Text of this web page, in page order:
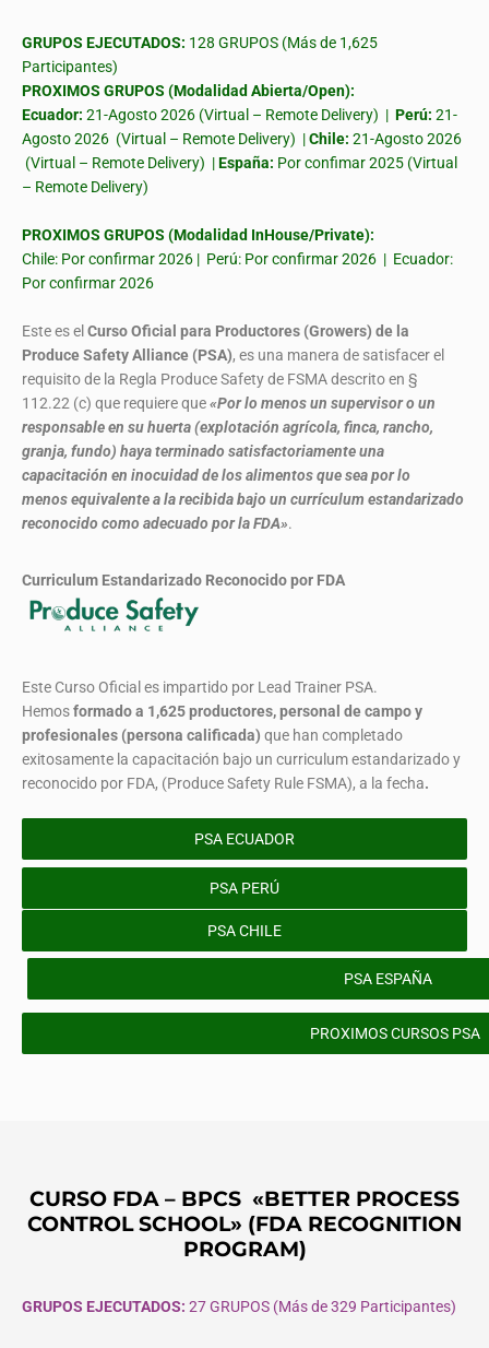
GRUPOS EJECUTADOS: 128 GRUPOS (Más de 1,625
Participantes)
PROXIMOS GRUPOS (Modalidad Abierta/Open):
Ecuador: 21-Agosto 2026 (Virtual – Remote Delivery) | Perú: 21-
Agosto 2026 (Virtual – Remote Delivery) |Chile: 21-Agosto 2026
(Virtual – Remote Delivery) |España: Por confimar 2025 (Virtual
– Remote Delivery)
PROXIMOS GRUPOS (Modalidad InHouse/Private):
Chile: Por confirmar 2026 | Perú: Por confirmar 2026 | Ecuador:
Por confirmar 2026
Este es el Curso Oficial para Productores (Growers) de la
Produce Safety Alliance (PSA), es una manera de satisfacer el
requisito de la Regla Produce Safety de FSMA descrito en §
112.22 (c) que requiere que«Por lo menos un supervisor o un
responsable en su huerta (explotación agrícola, finca, rancho,
granja, fundo) haya terminado satisfactoriamente una
capacitación en inocuidad de los alimentos que sea por lo
menos equivalente a la recibida bajo un currículum estandarizado
reconocido como adecuado por la FDA».
Curriculum Estandarizado Reconocido por FDA
Este Curso Oficial es impartido por Lead Trainer PSA.
Hemosformadoa 1,625 productores, personal de campo y
profesionales (persona calificada) que han completado
exitosamente la capacitación bajo un curriculum estandarizado y
reconocido por FDA, (Produce Safety Rule FSMA), a la fecha.
PSA ECUADOR
PSA PERÚ
PSA CHILE
PSA ESPAÑA
PROXIMOS CURSOS PSA
CURSO FDA – BPCS «BETTER PROCESS
CONTROL SCHOOL» (FDA RECOGNITION
PROGRAM)
GRUPOS EJECUTADOS: 27 GRUPOS (Más de 329 Participantes)